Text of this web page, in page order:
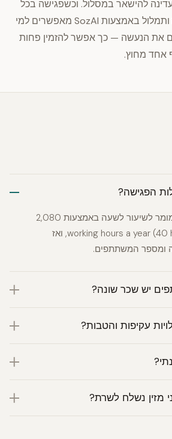
להישאר במסלול. וכשפגישה בכל
זאת מתקיימת, הקלטה ותמלול באמצעות SozAI מאפשרים למי
את הנעשה — כך אפשר להזמין פחות
אחד מחוץ.
הפגישה?
השכר השנתי הממוצע מומר לשיעור לשעה באמצעות 2,080
working hours a year (40 hours over 52 weeks), ואז
ומספר המשתתפים.
יש שכר שונה?
עקיפות והטבות?
מזין נשלח לשרת?